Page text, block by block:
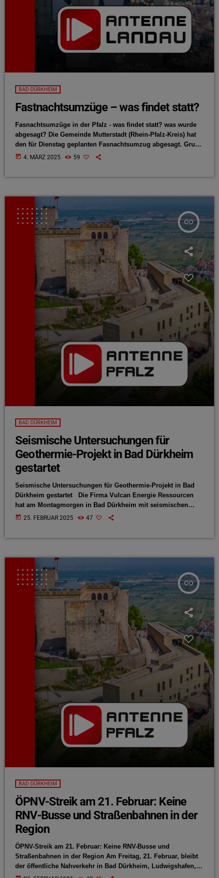
BAD DÜRKHEIM
Fastnachtsumzüge – was findet statt?
Fasnachtsumzüge in der Pfalz - was findet statt? was wurde
abgesagt? Die Gemeinde Mutterstadt (Rhein-Pfalz-Kreis) hat
den für Dienstag geplanten Fasnachtsumzug abgesagt. Grund
dafür ist die Amokfahrt in Mannheim, bei der zwei Menschen
Mechtersheim, Neuhofen (Rhein-Pfalz-Kreis) und Grünstadt
(Kreis Bad Dürkheim) sowie […]
today 4. MÄRZ 2025 59
insert_link
BAD DÜRKHEIM
Seismische Untersuchungen für
Geothermie-Projekt in Bad Dürkheim
gestartet
Seismische Untersuchungen für Geothermie-Projekt in Bad
Dürkheim gestartet Die Firma Vulcan Energie Ressourcen
hat am Montagmorgen in Bad Dürkheim mit seismischen
Untersuchungen für das geplante Geothermie-Projekt mit der
nach heißem Thermalwasser als Energie- und Lithiumquelle.
Die Firma […]
today 25. FEBRUAR 2025 47
insert_link
BAD DÜRKHEIM
ÖPNV-Streik am 21. Februar: Keine
RNV-Busse und Straßenbahnen in der
Region
ÖPNV-Streik am 21. Februar: Keine RNV-Busse und
Straßenbahnen in der Region Am Freitag, 21. Februar, bleibt
der öffentliche Nahverkehr in Bad Dürkheim, Ludwigshafen,
Mannheim und Heidelberg aufgrund eines Warnstreiks der